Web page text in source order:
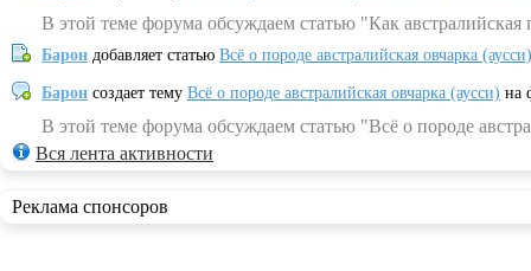
В этой теме форума обсуждаем статью "Как
Барон добавляет статью Всё о породе австралийская овчарка (аусси)
Барон создает тему Всё о породе австралийская овчарка (аусси) на
В этой теме форума обсуждаем статью "Всё о породе
Вся лента активности
Реклама спонсоров